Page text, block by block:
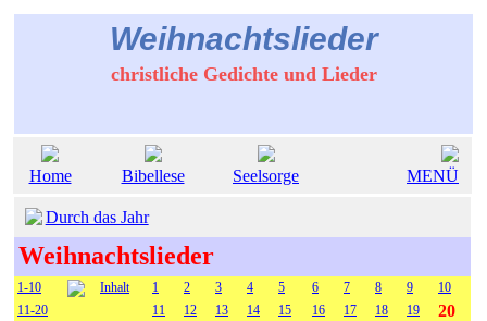
Weihnachtslieder
christliche Gedichte und Lieder
Home Bibellese Seelsorge MENÜ
Durch das Jahr
Weihnachtslieder
1-10 Inhalt 1 2 3 4 5 6 7 8 9
10
11-20
11 12 13 14 15 16 17 18 19 20